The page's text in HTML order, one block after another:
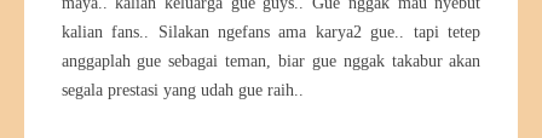
kalian fans.. Silakan ngefans ama karya2 gue.. tapi tetep
anggaplah gue sebagai teman, biar gue nggak takabur akan
segala prestasi yang udah gue raih..